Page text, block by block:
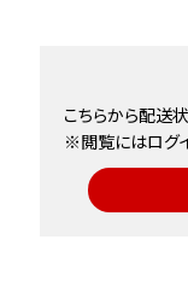
こちらから配送
※閲覧にはログ